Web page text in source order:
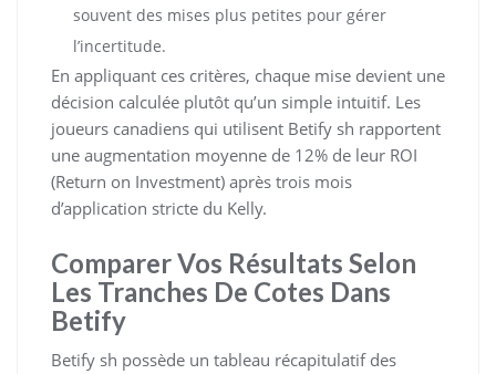
souvent des mises plus petites pour gérer
l’incertitude.
En appliquant ces critères, chaque mise devient une
décision calculée plutôt qu’un simple intuitif. Les
joueurs canadiens qui utilisent Betify sh rapportent
une augmentation moyenne de 12% de leur ROI
(Return on Investment) après trois mois
d’application stricte du Kelly.
Comparer Vos Résultats Selon
Les Tranches De Cotes Dans
Betify
Betify sh possède un tableau récapitulatif des